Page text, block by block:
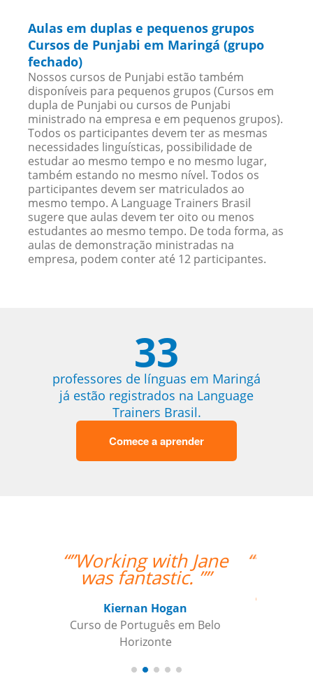
Aulas em duplas e pequenos grupos
Cursos de Punjabi em Maringá (grupo
fechado)
Nossos cursos de Punjabi estão também
disponíveis para pequenos grupos (Cursos em
dupla de Punjabi ou cursos de Punjabi
ministrado na empresa e em pequenos grupos).
Todos os participantes devem ter as mesmas
necessidades linguísticas, possibilidade de
estudar ao mesmo tempo e no mesmo lugar,
também estando no mesmo nível. Todos os
participantes devem ser matriculados ao
mesmo tempo. A Language Trainers Brasil
sugere que aulas devem ter oito ou menos
estudantes ao mesmo tempo. De toda forma, as
aulas de demonstração ministradas na
empresa, podem conter até 12 participantes.
33
professores de línguas em Maringá
já estão registrados na Language
Trainers Brasil.
Comece a aprender
“”O fato do Gustavo ser
um falante nativo
das pronúncias.””
Gilvana Soledade